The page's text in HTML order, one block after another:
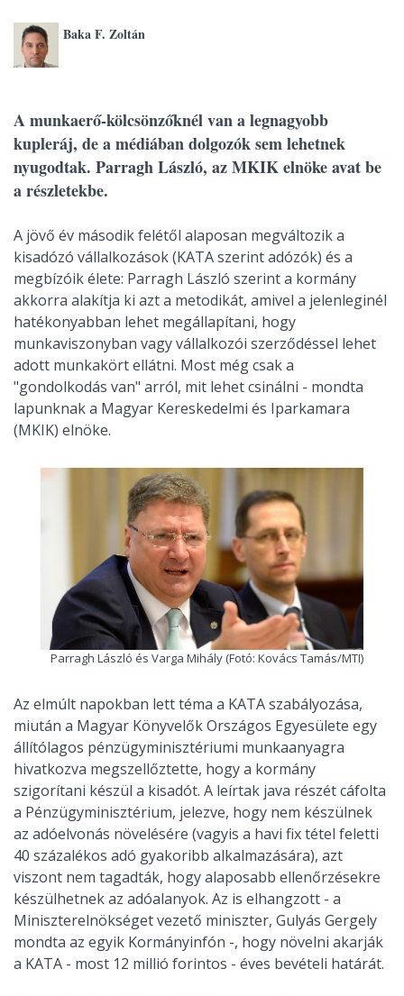
Baka F. Zoltán
A munkaerő-kölcsönzőknél van a legnagyobb
kupleráj, de a médiában dolgozók sem lehetnek
nyugodtak. Parragh László, az MKIK elnöke avat be
a részletekbe.
A jövő év második felétől alaposan megváltozik a
kisadózó vállalkozások (KATA szerint adózók) és a
megbízóik élete: Parragh László szerint a kormány
akkorra alakítja ki azt a metodikát, amivel a jelenleginél
hatékonyabban lehet megállapítani, hogy
munkaviszonyban vagy vállalkozói szerződéssel lehet
adott munkakört ellátni. Most még csak a
"gondolkodás van" arról, mit lehet csinálni - mondta
lapunknak a Magyar Kereskedelmi és Iparkamara
(MKIK) elnöke.
Parragh László és Varga Mihály (Fotó: Kovács Tamás/MTI)
Az elmúlt napokban lett téma a KATA szabályozása,
miután a Magyar Könyvelők Országos Egyesülete egy
állítólagos pénzügyminisztériumi munkaanyagra
hivatkozva megszellőztette, hogy a kormány
szigorítani készül a kisadót. A leírtak java részét cáfolta
a Pénzügyminisztérium, jelezve, hogy nem készülnek
az adóelvonás növelésére (vagyis a havi fix tétel feletti
40 százalékos adó gyakoribb alkalmazására), azt
viszont nem tagadták, hogy alaposabb ellenőrzésekre
készülhetnek az adóalanyok. Az is elhangzott - a
Miniszterelnökséget vezető miniszter, Gulyás Gergely
mondta az egyik Kormányinfón -, hogy növelni akarják
a KATA - most 12 millió forintos - éves bevételi határát.